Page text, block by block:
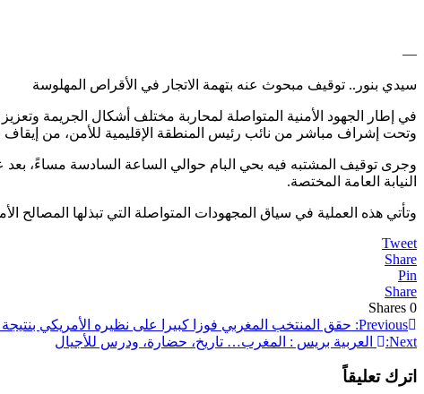
—
سيدي بنور.. توقيف مبحوث عنه بتهمة الاتجار في الأقراص المهلوسة
وتحت إشراف مباشر من نائب رئيس المنطقة الإقليمية للأمن، من
وجرى توقيف المشتبه فيه بحي البام حوالي الساعة السادسة مساءً،
النيابة العامة المختصة.
وتأتي هذه العملية في سياق المجهودات المتواصلة التي تبذلها المصالح
Tweet
Share
Pin
Share
0
Shares
تصفّح
المقالات
Previous: حقق المنتخب المغربي فوزا كبيرا على نظيره الأمريكي
Next:
العربية بريس : المغرب… تاريخ، حضارة، ودرس للأجيال
اترك تعليقاً